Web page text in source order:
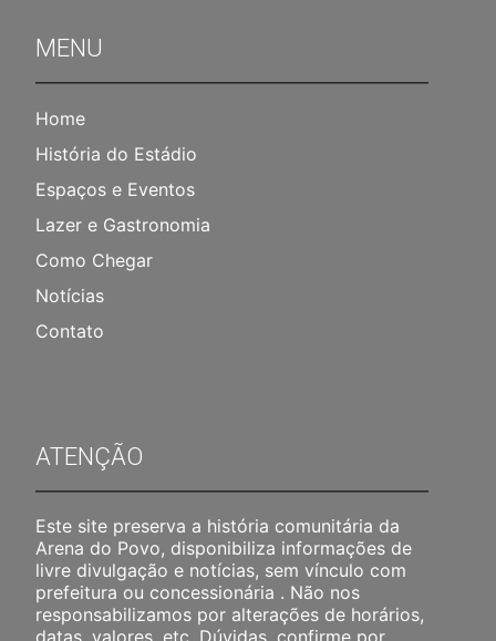
MENU
Home
História do Estádio
Espaços e Eventos
Lazer e Gastronomia
Como Chegar
Notícias
Contato
ATENÇÃO
Este site preserva a história comunitária da
Arena do Povo, disponibiliza informações de
livre divulgação e notícias, sem vínculo com
prefeitura ou concessionária . Não nos
responsabilizamos por alterações de horários,